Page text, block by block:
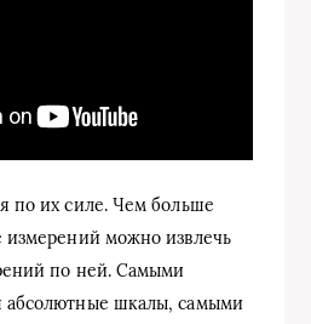
по их силе. Чем больше
измерений можно извлечь
по ней. Самыми
абсолютные шкалы, самыми